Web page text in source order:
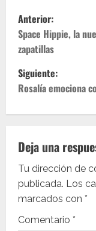
N
a
v
e
g
a
c
i
ó
Anterior:
Space Hippie, la
zapatillas
Siguiente:
Rosalía emociona
Deja una
Tu dirección de
publicada. Los
marcados con *
Comentario *